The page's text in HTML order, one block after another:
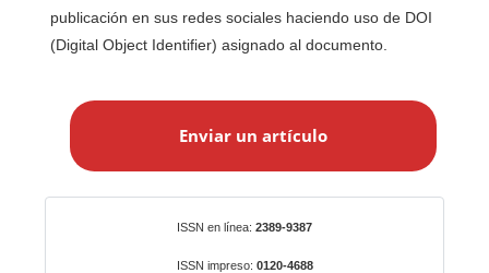
publicación en sus redes sociales haciendo uso de DOI
(Digital Object Identifier) asignado al documento.
a
Enviar un artículo
ISSN en línea: 2389-9387
ISSN impreso: 0120-4688